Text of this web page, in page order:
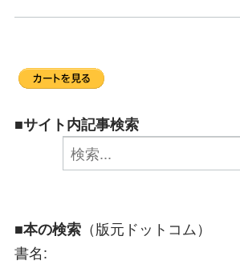
■サイト内記事検索
■本の検索 （版元ドットコム）
書名: